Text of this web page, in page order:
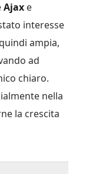
Ajax e
interesse
ampia,
ad
chiaro.
nella
la crescita